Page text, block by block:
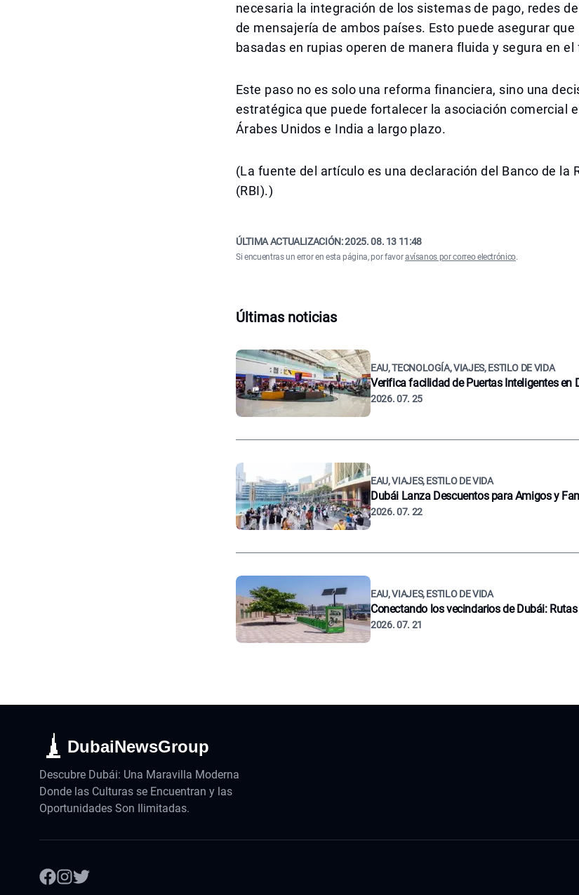
necesaria la integración de los sistemas de pago, redes
de mensajería de ambos países. Esto puede asegurar
basadas en rupias operen de manera fluida y segura en el
Este paso no es solo una reforma financiera, sino una
estratégica que puede fortalecer la asociación comercial
Árabes Unidos e India a largo plazo.
(La fuente del artículo es una declaración del Banco de la
(RBI).)
ÚLTIMA ACTUALIZACIÓN:2025. 08. 13 11:48
Si encuentras un error en esta página, por favoravísanos por correo electrónico.
Últimas noticias
EAU, TECNOLOGÍA, VIAJES, ESTILO DE VIDA
Verifica facilidad de Puertas Inteligentes en
2026. 07. 25
EAU, VIAJES, ESTILO DE VIDA
Dubái Lanza Descuentos para Amigos y
2026. 07. 22
EAU, VIAJES, ESTILO DE VIDA
Conectando los vecindarios de Dubái:
2026. 07. 21
DubaiNewsGroup
Descubre Dubái: Una Maravilla Moderna
Donde las Culturas se Encuentran y las
Oportunidades Son Ilimitadas.